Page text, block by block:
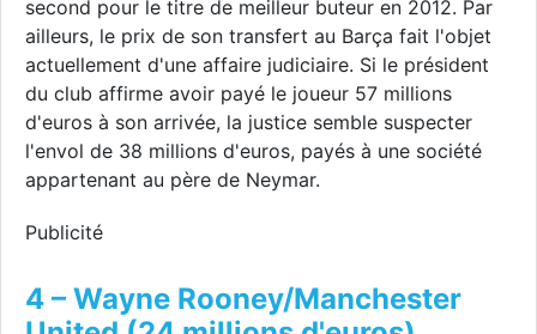
second pour le titre de meilleur buteur en 2012. Par
ailleurs, le prix de son transfert au Barça fait l'objet
actuellement d'une affaire judiciaire. Si le président
du club affirme avoir payé le joueur 57 millions
d'euros à son arrivée, la justice semble suspecter
l'envol de 38 millions d'euros, payés à une société
appartenant au père de Neymar.
Publicité
4 – Wayne Rooney/Manchester